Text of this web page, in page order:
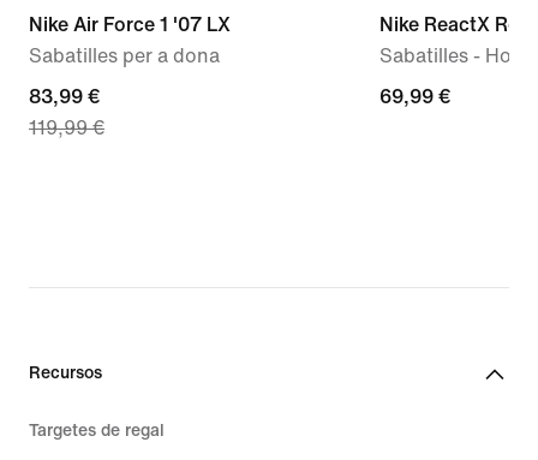
Nike Air Force 1 '07 LX
Sabatilles per a dona
current
price
83,99 €
119,99 €
Nike ReactX
Sabatilles - Home
69,99 €
69,99 €
Recursos
Targetes de regal